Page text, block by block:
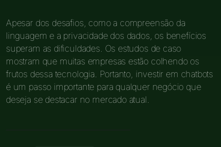
Apesar dos desafios, como a compreensão da
linguagem e a privacidade dos dados, os benefícios
superam as dificuldades. Os estudos de caso
mostram que muitas empresas estão colhendo os
frutos dessa tecnologia. Portanto, investir em chatbots
é um passo importante para qualquer negócio que
deseja se destacar no mercado atual.